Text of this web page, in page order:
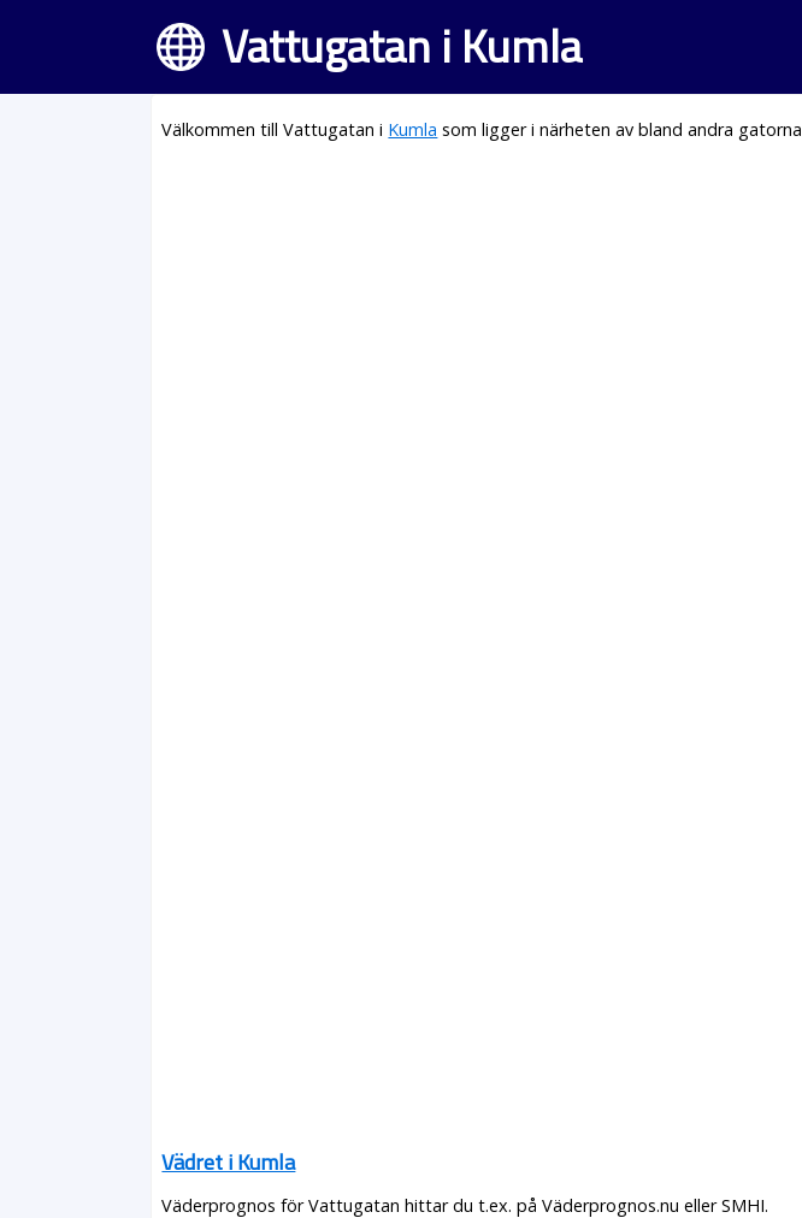
Vattugatan i Kumla
Välkommen till Vattugatan i Kumla som ligger i närheten av bland andra gatorna
Vädret i Kumla
Väderprognos för Vattugatan hittar du t.ex. på Väderprognos.nu eller SMHI.